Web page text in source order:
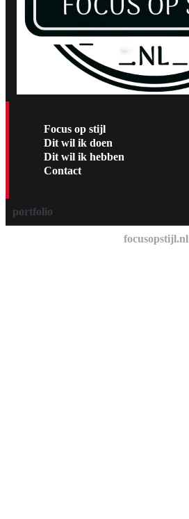
Focus op stijl
Dit wil ik doen
Dit wil ik hebben
Contact
portfolio
focusopstijl.nl